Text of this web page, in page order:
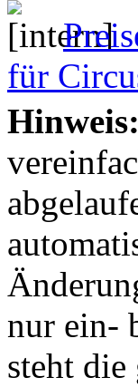
für
Hinweis:
nur ein-
steht